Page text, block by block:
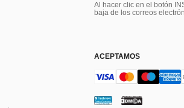
Al hacer clic en el botón
baja de los correos
ACEPTAMOS